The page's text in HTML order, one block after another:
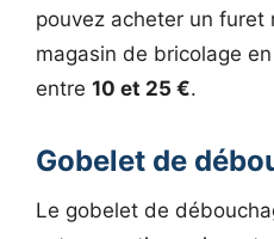
pouvez acheter un furet
magasin de bricolage
entre 10 et 25 €.
Gobelet de
Le gobelet de